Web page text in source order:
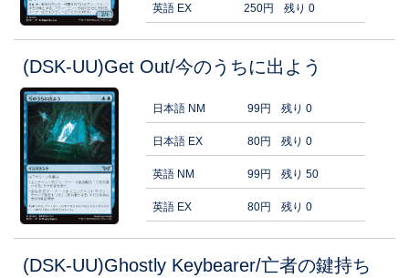
英語 EX 250円 残り 0
(DSK-UU)Get Out/今のうちに出よう
日本語 NM 99円 残り 0
日本語 EX 80円 残り 0
英語 NM 99円 残り 50
英語 EX 80円 残り 0
(DSK-UU)Ghostly Keybearer/亡者の鍵持ち